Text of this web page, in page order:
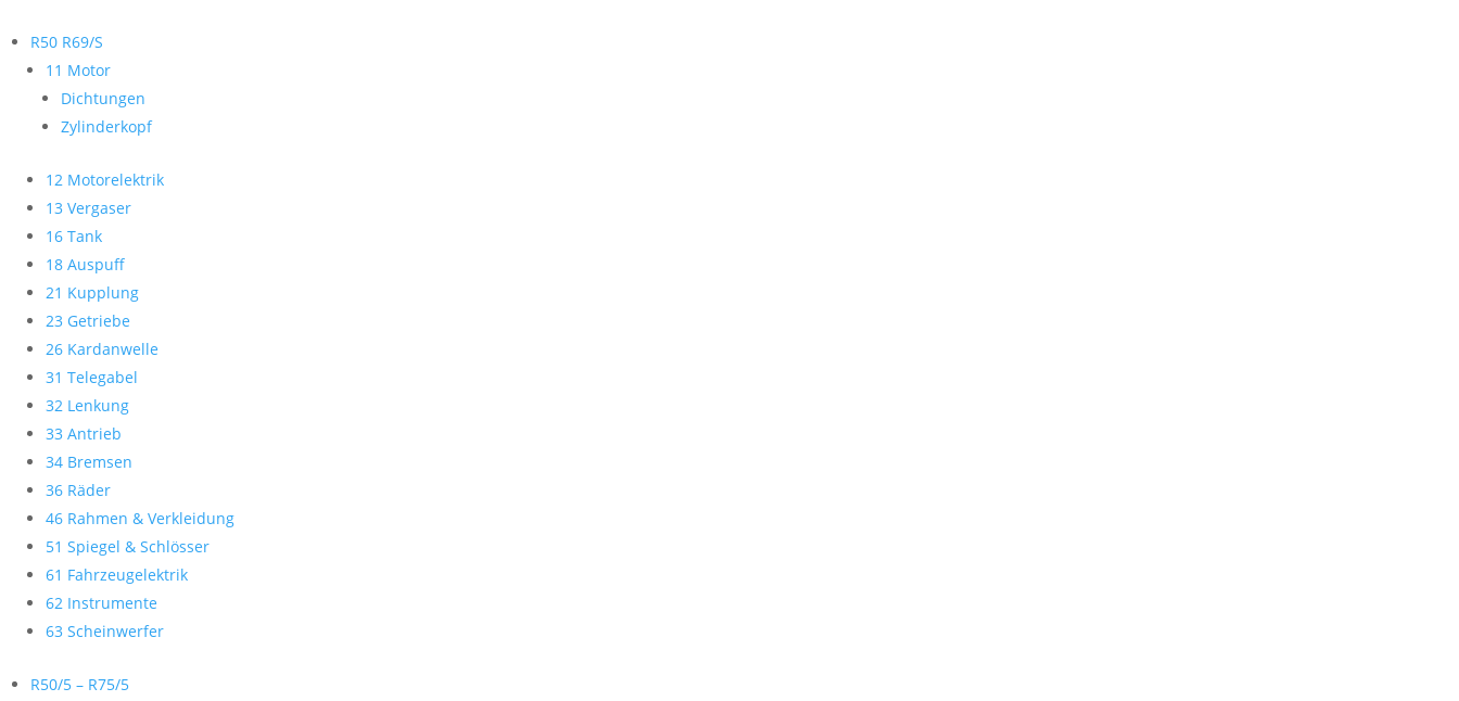
R50 R69/S
11 Motor
Dichtungen
Zylinderkopf
12 Motorelektrik
13 Vergaser
16 Tank
18 Auspuff
21 Kupplung
23 Getriebe
26 Kardanwelle
31 Telegabel
32 Lenkung
33 Antrieb
34 Bremsen
36 Räder
46 Rahmen & Verkleidung
51 Spiegel & Schlösser
61 Fahrzeugelektrik
62 Instrumente
63 Scheinwerfer
R50/5 – R75/5